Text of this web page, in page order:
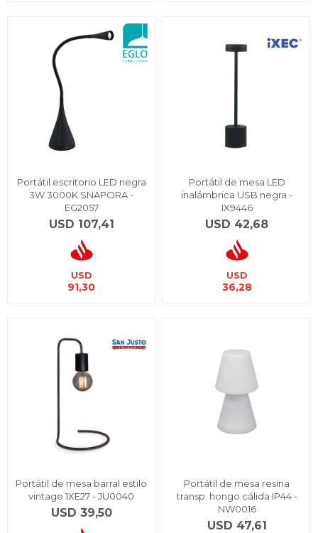
Portátil escritorio LED negra
3W 3000K SNAPORA -
EG2057
USD 107,41
USD
91,30
Portátil de mesa LED
inalámbrica USB negra -
IX9446
USD 42,68
USD
36,28
Portátil de mesa barral estilo
vintage 1XE27 - JU0040
USD 39,50
Portátil de mesa resina
transp. hongo cálida IP44 -
NW0016
USD 47,61